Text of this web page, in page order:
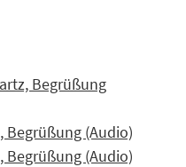
Begrüßung
Begrüßung (Audio)
Begrüßung (Audio)